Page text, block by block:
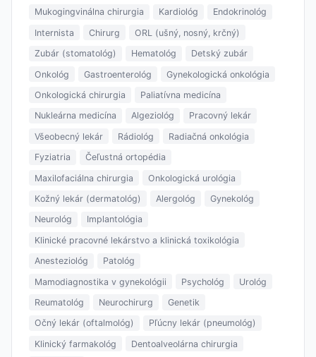
Mukogingvinálna chirurgia Kardiológ
Endokrinológ
Internista
Chirurg
ORL (ušný, nosný, krčný)
Zubár (stomatológ)
Hematológ
Detský zubár
Onkológ
Gastroenterológ
Gynekologická onkológia
Onkologická chirurgia
Paliatívna medicína
Nukleárna medicína
Algeziológ
Pracovný lekár
Všeobecný lekár
Rádiológ
Radiačná onkológia
Fyziatria
Čeľustná ortopédia
Maxilofaciálna chirurgia
Onkologická urológia
Kožný lekár (dermatológ)
Alergológ
Gynekológ
Neurológ
Implantológia
Klinické pracovné lekárstvo a klinická toxikológia
Anesteziológ
Patológ
Mamodiagnostika v gynekológii
Psychológ
Urológ
Reumatológ
Neurochirurg
Genetik
Očný lekár (oftalmológ)
Pľúcny lekár (pneumológ)
Klinický farmakológ
Dentoalveolárna chirurgia